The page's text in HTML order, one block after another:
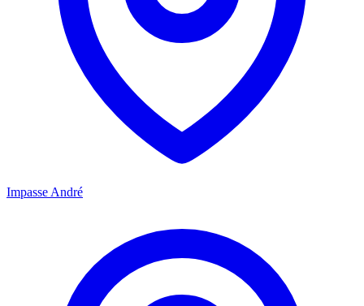
Impasse André